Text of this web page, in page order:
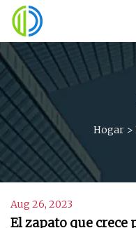
Hogar>
Aug 26, 2023
El zapato que